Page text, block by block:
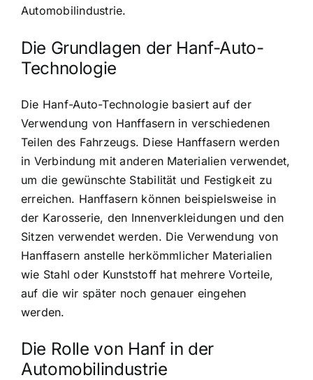
Automobilindustrie.
Die Grundlagen der Hanf-Auto-
Technologie
Die Hanf-Auto-Technologie basiert auf der
Verwendung von Hanffasern in verschiedenen
Teilen des Fahrzeugs. Diese Hanffasern werden
in Verbindung mit anderen Materialien verwendet,
um die gewünschte Stabilität und Festigkeit zu
erreichen. Hanffasern können beispielsweise in
der Karosserie, den Innenverkleidungen und den
Sitzen verwendet werden. Die Verwendung von
Hanffasern anstelle herkömmlicher Materialien
wie Stahl oder Kunststoff hat mehrere Vorteile,
auf die wir später noch genauer eingehen
werden.
Die Rolle von Hanf in der
Automobilindustrie